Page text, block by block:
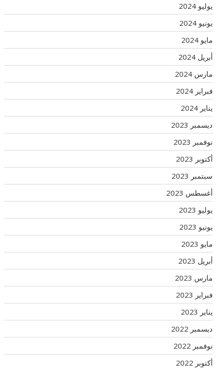
يوليو 2024
يونيو 2024
مايو 2024
أبريل 2024
مارس 2024
فبراير 2024
يناير 2024
ديسمبر 2023
نوفمبر 2023
أكتوبر 2023
سبتمبر 2023
أغسطس 2023
يوليو 2023
يونيو 2023
مايو 2023
أبريل 2023
مارس 2023
فبراير 2023
يناير 2023
ديسمبر 2022
نوفمبر 2022
أكتوبر 2022